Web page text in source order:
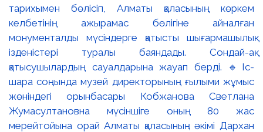
тарихымен бөлісіп, Алматы қаласының көркем
келбетінің ажырамас бөлігіне айналған
монументалды мүсіндерге қатысты шығармашылық
ізденістері туралы баяндады. Сондай-ақ
қатысушылардың сауалдарына жауап берді. 🔹Іс-
шара соңында музей директорының ғылыми жұмыс
жөніндегі орынбасары Кобжанова Светлана
Жумасултановна мүсіншіге оның 80 жас
мерейтойына орай Алматы қаласының әкімі Дархан